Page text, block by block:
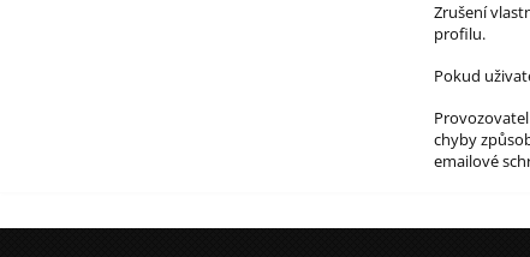
Zrušení
profilu.
Pokud
chyby
emailové